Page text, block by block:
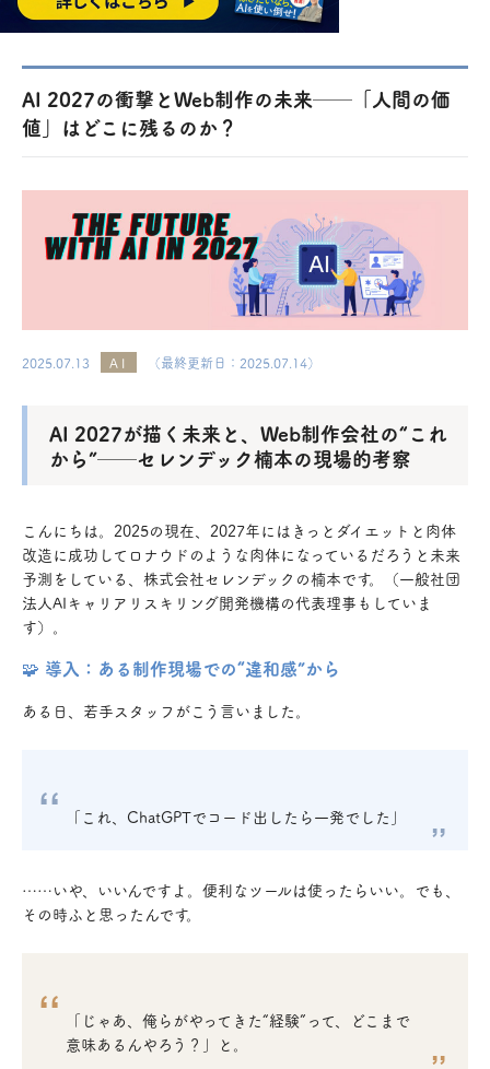
AI 2027の衝撃とWeb制作の未来──「人間の価
値」はどこに残るのか？
2025.07.13 AI （最終更新日：2025.07.14）
AI 2027が描く未来と、Web制作会社の“これ
から”──セレンデック楠本の現場的考察
こんにちは。2025の現在、2027年にはきっとダイエットと肉体
改造に成功してロナウドのような肉体になっているだろうと未来
予測をしている、株式会社セレンデックの楠本です。（一般社団
法人AIキャリアリスキリング開発機構の代表理事もしていま
す）。
🧩 導入：ある制作現場での“違和感”から
ある日、若手スタッフがこう言いました。
「これ、ChatGPTでコード出したら一発でした」
……いや、いいんですよ。便利なツールは使ったらいい。でも、
その時ふと思ったんです。
「じゃあ、俺らがやってきた“経験”って、どこまで
意味あるんやろう？」と。